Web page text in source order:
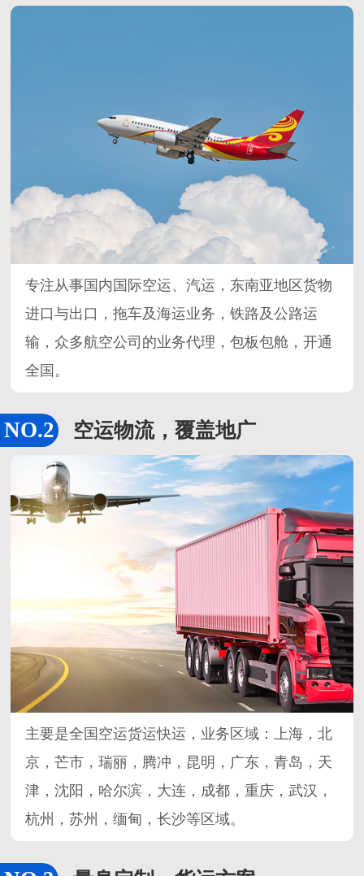
专注从事国内国际空运、汽运，东南亚地区货物
进口与出口，拖车及海运业务，铁路及公路运
输，众多航空公司的业务代理，包板包舱，开通
全国。
空运物流，覆盖地广
主要是全国空运货运快运，业务区域：上海，北
京，芒市，瑞丽，腾冲，昆明，广东，青岛，天
津，沈阳，哈尔滨，大连，成都，重庆，武汉，
杭州，苏州，缅甸，长沙等区域。